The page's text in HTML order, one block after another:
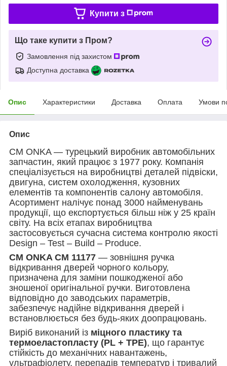
Купити з
Що таке купити з Пром?
Замовлення під захистом
Доступна доставка
Опис Характеристики Доставка Оплата Умови
Опис
CM ONKA — турецький виробник автомобільних
запчастин, який працює з 1977 року. Компанія
спеціалізується на виробництві деталей підвіски,
двигуна, систем охолодження, кузовних
елементів та компонентів салону автомобіля.
Асортимент налічує понад 3000 найменувань
продукції, що експортується більш ніж у 25 країн
світу. На всіх етапах виробництва
застосовується сучасна система контролю якості
Design – Test – Build – Produce.
CM ONKA CM 11177 — зовнішня ручка
відкривання дверей чорного кольору,
призначена для заміни пошкодженої або
зношеної оригінальної ручки. Виготовлена
відповідно до заводських параметрів,
забезпечує надійне відкривання дверей і
встановлюється без будь-яких доопрацювань.
Виріб виконаний із міцного пластику та
термоеластопласту (PL + TPE), що гарантує
стійкість до механічних навантажень,
ультрафіолету, перепадів температур і тривалий